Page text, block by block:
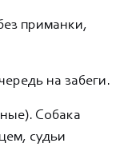
приманки,
на забеги.
Собака
судьи